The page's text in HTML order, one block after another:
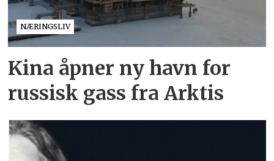
NÆRINGSLIV
Kina åpner ny havn for
russisk gass fra Arktis